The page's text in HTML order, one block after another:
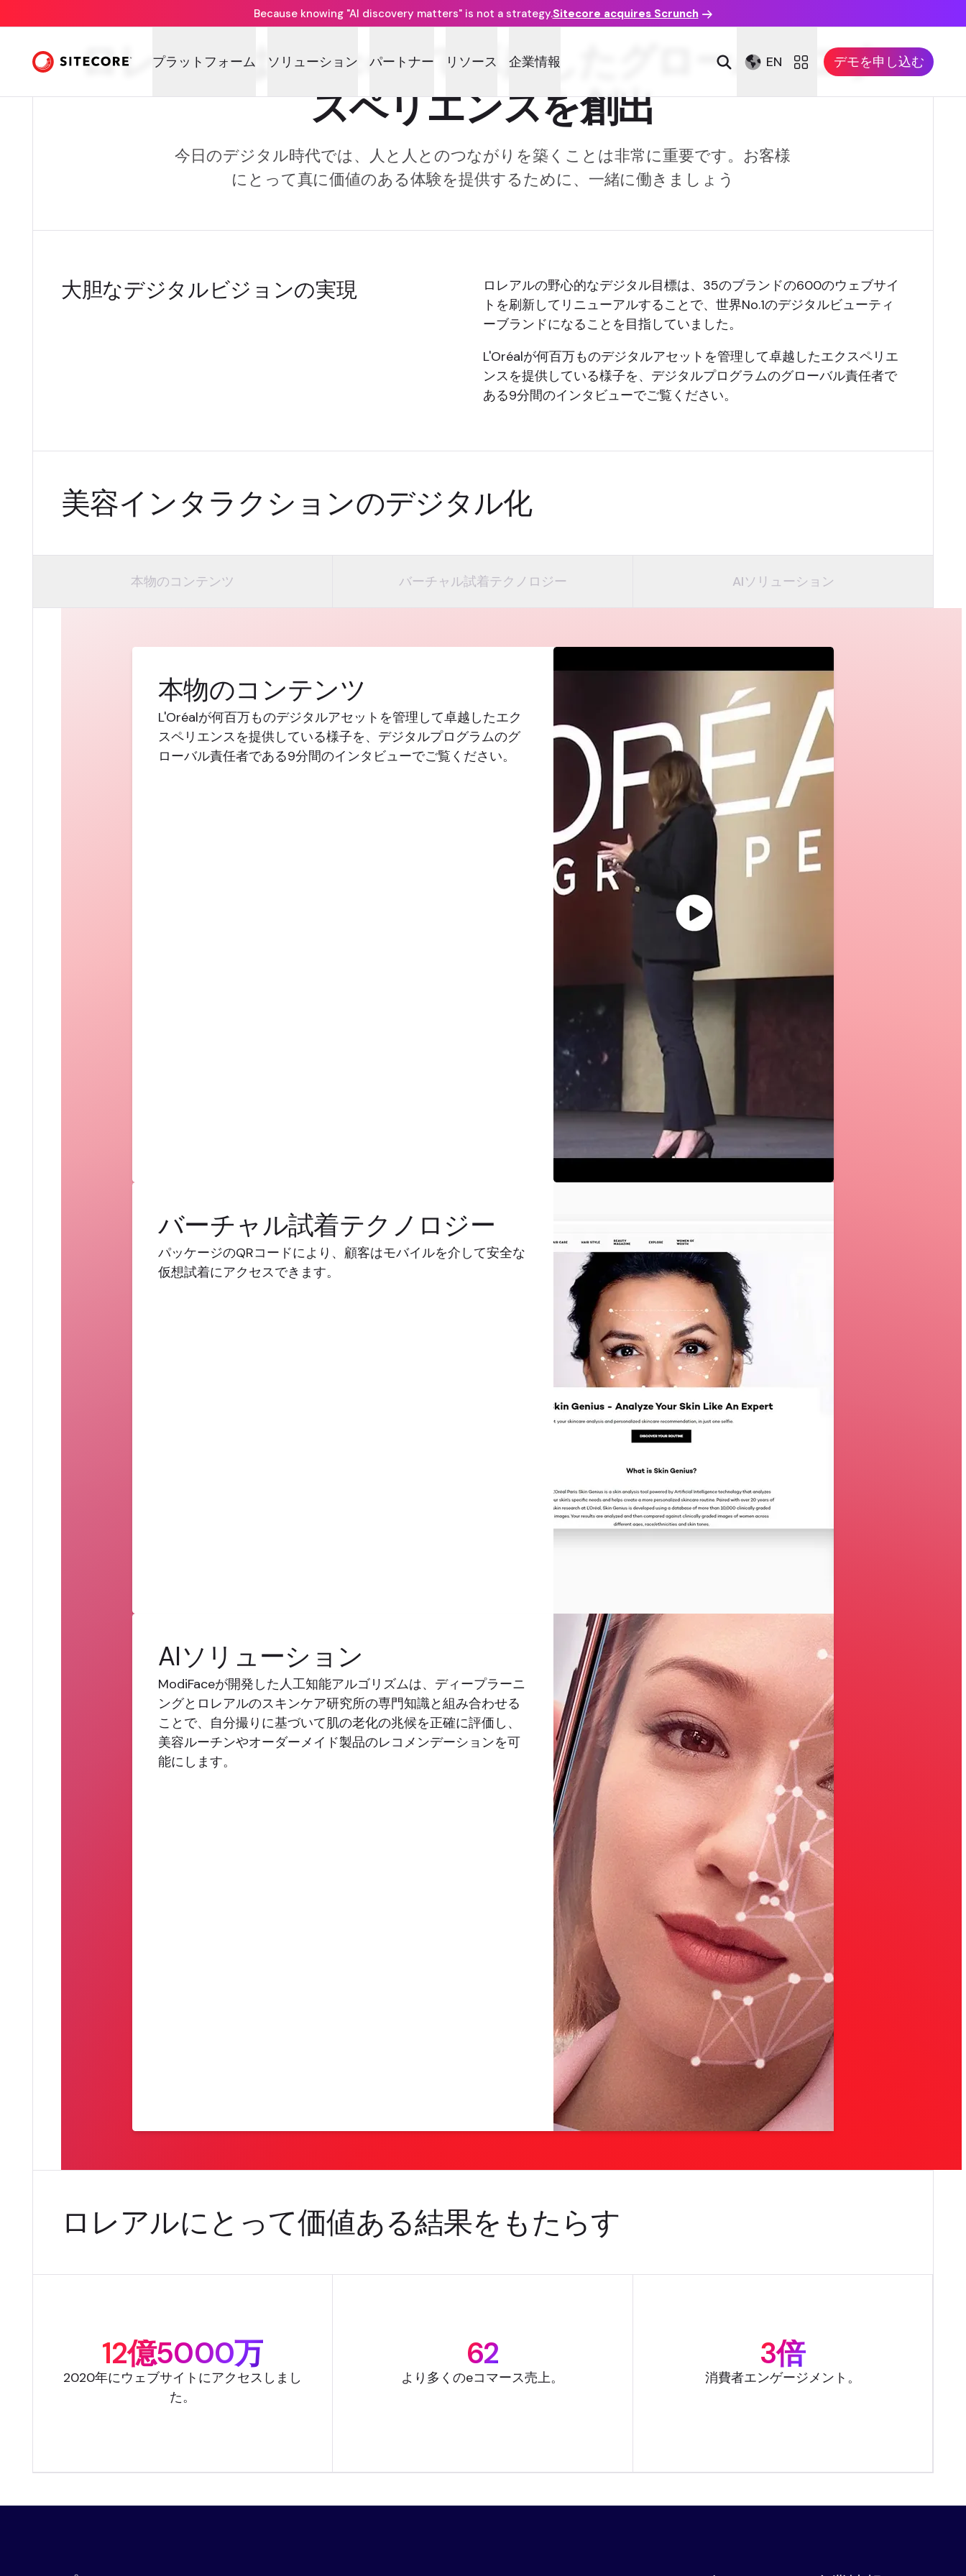
Because knowing "AI discovery matters" is not a strategy.Sitecore acquires Scrunch
プラットフォーム ソリューション パートナー リソース 企業情報 EN デモを申し込む
ロレアルはSitecoreで卓越したグローバルエク
スペリエンスを創出
今日のデジタル時代では、人と人とのつながりを築くことは非常に重要です。お客様
にとって真に価値のある体験を提供するために、一緒に働きましょう
大胆なデジタルビジョンの実現
ロレアルの野心的なデジタル目標は、35のブランドの600のウェブサイ
トを刷新してリニューアルすることで、世界No.1のデジタルビューティ
ーブランドになることを目指していました。
L'Oréalが何百万ものデジタルアセットを管理して卓越したエクスペリエ
ンスを提供している様子を、デジタルプログラムのグローバル責任者で
ある9分間のインタビューでご覧ください。
美容インタラクションのデジタル化
本物のコンテンツ バーチャル試着テクノロジー AIソリューション
本物のコンテンツ
L'Oréalが何百万ものデジタルアセットを管理して卓越したエク
スペリエンスを提供している様子を、デジタルプログラムのグ
ローバル責任者である9分間のインタビューでご覧ください。
バーチャル試着テクノロジー
パッケージのQRコードにより、顧客はモバイルを介して安全な
仮想試着にアクセスできます。
AIソリューション
ModiFaceが開発した人工知能アルゴリズムは、ディープラーニ
ングとロレアルのスキンケア研究所の専門知識と組み合わせる
ことで、自分撮りに基づいて肌の老化の兆候を正確に評価し、
美容ルーチンやオーダーメイド製品のレコメンデーションを可
能にします。
ロレアルにとって価値ある結果をもたらす
12億5000万
2020年にウェブサイトにアクセスしまし
た。
62
より多くのeコマース売上。
3倍
消費者エンゲージメント。